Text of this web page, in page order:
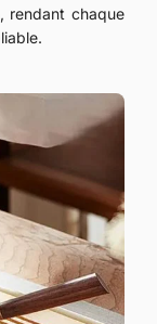
rendant chaque